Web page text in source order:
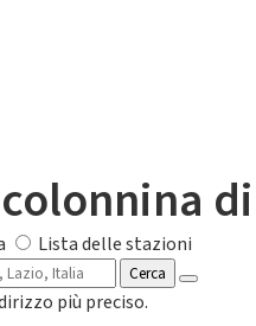
Lista delle stazioni
Cerca
più preciso.